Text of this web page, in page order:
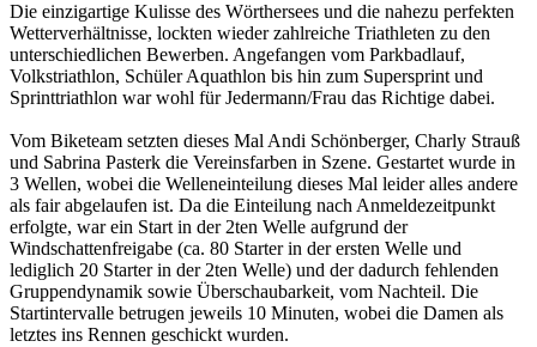
Die einzigartige Kulisse des Wörthersees und die nahezu perfekten
Wetterverhältnisse, lockten wieder zahlreiche Triathleten zu den
unterschiedlichen Bewerben. Angefangen vom Parkbadlauf,
Volkstriathlon, Schüler Aquathlon bis hin zum Supersprint und
Sprinttriathlon war wohl für Jedermann/Frau das Richtige dabei.
Vom Biketeam setzten dieses Mal Andi Schönberger, Charly Strauß
und Sabrina Pasterk die Vereinsfarben in Szene. Gestartet wurde in
3 Wellen, wobei die Welleneinteilung dieses Mal leider alles andere
als fair abgelaufen ist. Da die Einteilung nach Anmeldezeitpunkt
erfolgte, war ein Start in der 2ten Welle aufgrund der
Windschattenfreigabe (ca. 80 Starter in der ersten Welle und
lediglich 20 Starter in der 2ten Welle) und der dadurch fehlenden
Gruppendynamik sowie Überschaubarkeit, vom Nachteil. Die
Startintervalle betrugen jeweils 10 Minuten, wobei die Damen als
letztes ins Rennen geschickt wurden.